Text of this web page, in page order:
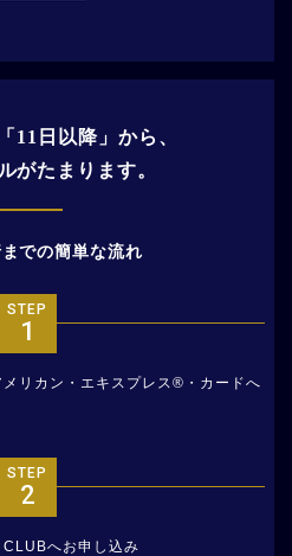
11日以降」から、
がたまります。
での簡単な流れ
STEP
1
リカン・エキスプレス®・カードへ
STEP
2
へお申し込み